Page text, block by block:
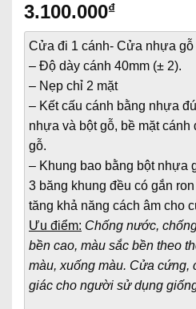
3.100.000₫
Cửa đi 1 cánh- Cửa nhựa gỗ
– Độ dày cánh 40mm (± 2).
– Nẹp chỉ 2 mặt
– Kết cấu cánh bằng nhựa
nhựa và bột gỗ, bề mặt
gỗ.
– Khung bao bằng bột nhựa
3 băng khung đều có gắn
tăng khả năng cách âm cho
Ưu điểm: Chống nước,
bền cao, màu sắc bền theo
màu, xuống màu. Cửa cứng,
giác cho người sử dụng